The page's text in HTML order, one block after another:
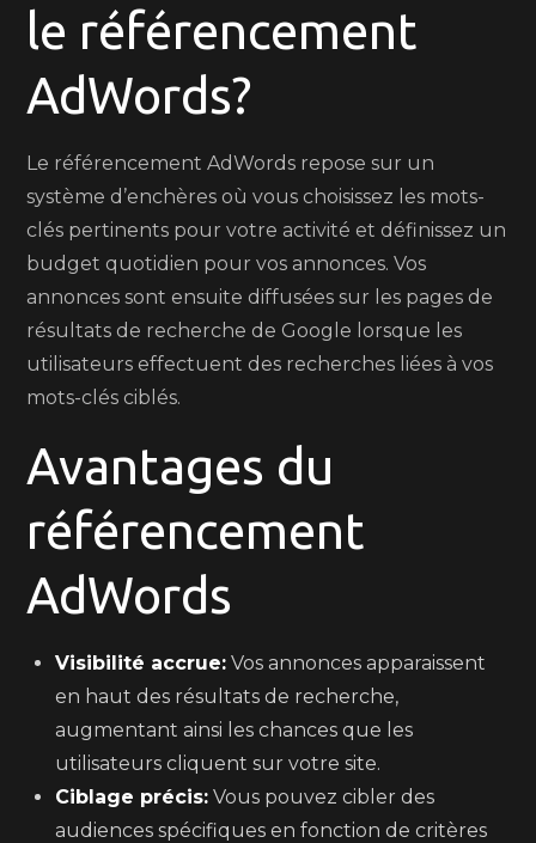
le référencement
AdWords?
Le référencement AdWords repose sur un
système d’enchères où vous choisissez les mots-
clés pertinents pour votre activité et définissez un
budget quotidien pour vos annonces. Vos
annonces sont ensuite diffusées sur les pages de
résultats de recherche de Google lorsque les
utilisateurs effectuent des recherches liées à vos
mots-clés ciblés.
Avantages du
référencement
AdWords
Visibilité accrue: Vos annonces apparaissent
en haut des résultats de recherche,
augmentant ainsi les chances que les
utilisateurs cliquent sur votre site.
Ciblage précis: Vous pouvez cibler des
audiences spécifiques en fonction de critères